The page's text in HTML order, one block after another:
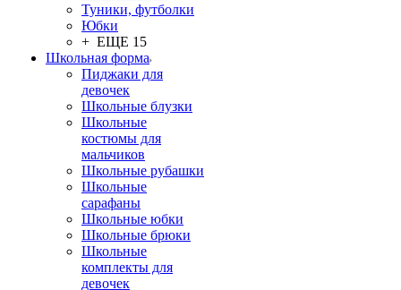
Туники, футболки
Юбки
+ ЕЩЕ 15
Школьная форма
Пиджаки для
девочек
Школьные блузки
Школьные
костюмы для
мальчиков
Школьные рубашки
Школьные
сарафаны
Школьные юбки
Школьные брюки
Школьные
комплекты для
девочек